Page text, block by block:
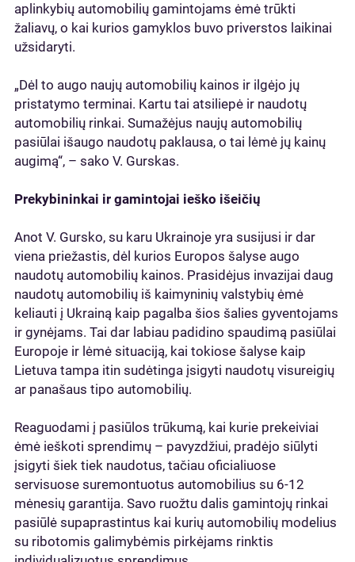
aplinkybių automobilių gamintojams ėmė trūkti
žaliavų, o kai kurios gamyklos buvo priverstos laikinai
užsidaryti.
„Dėl to augo naujų automobilių kainos ir ilgėjo jų
pristatymo terminai. Kartu tai atsiliepė ir naudotų
automobilių rinkai. Sumažėjus naujų automobilių
pasiūlai išaugo naudotų paklausa, o tai lėmė jų kainų
augimą“, – sako V. Gurskas.
Prekybininkai ir gamintojai ieško išeičių
Anot V. Gursko, su karu Ukrainoje yra susijusi ir dar
viena priežastis, dėl kurios Europos šalyse augo
naudotų automobilių kainos. Prasidėjus invazijai daug
naudotų automobilių iš kaimyninių valstybių ėmė
keliauti į Ukrainą kaip pagalba šios šalies gyventojams
ir gynėjams. Tai dar labiau padidino spaudimą pasiūlai
Europoje ir lėmė situaciją, kai tokiose šalyse kaip
Lietuva tampa itin sudėtinga įsigyti naudotų visureigių
ar panašaus tipo automobilių.
Reaguodami į pasiūlos trūkumą, kai kurie prekeiviai
ėmė ieškoti sprendimų – pavyzdžiui, pradėjo siūlyti
įsigyti šiek tiek naudotus, tačiau oficialiuose
servisuose suremontuotus automobilius su 6-12
mėnesių garantija. Savo ruožtu dalis gamintojų rinkai
pasiūlė supaprastintus kai kurių automobilių modelius
su ribotomis galimybėmis pirkėjams rinktis